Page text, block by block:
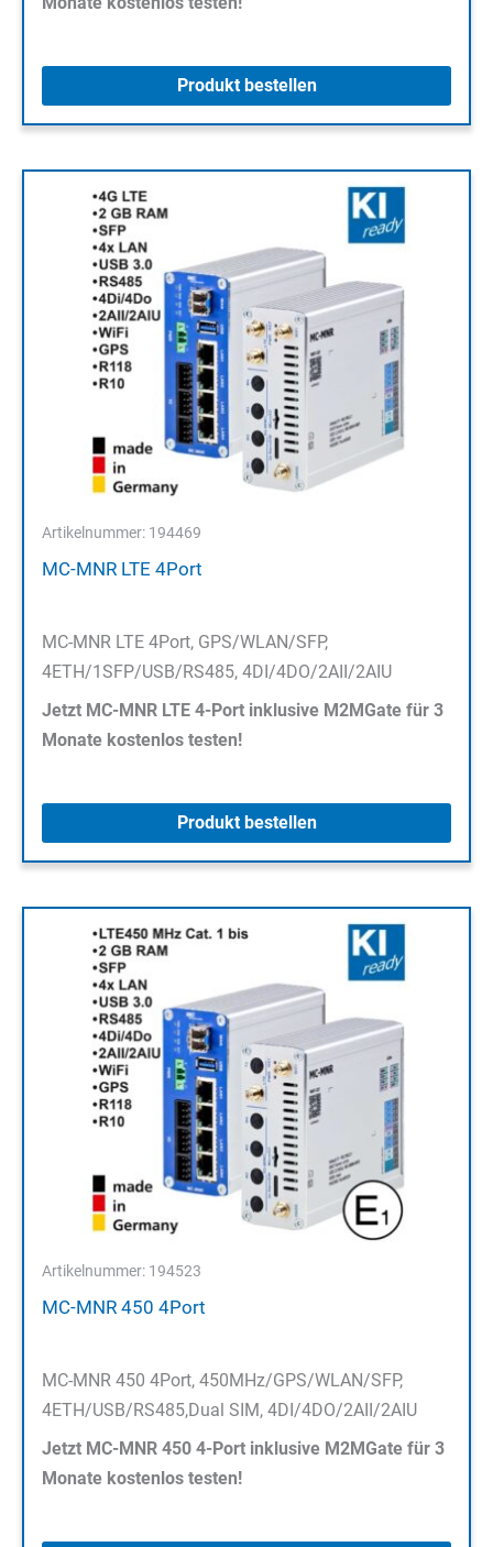
Produkt bestellen
Artikelnummer: 194469
MC-MNR LTE 4Port
MC-MNR LTE 4Port, GPS/WLAN/SFP,
4ETH/1SFP/USB/RS485, 4DI/4DO/2AII/2AIU
Jetzt MC-MNR LTE 4-Port inklusive M2MGate für 3
Monate kostenlos testen!
Produkt bestellen
Artikelnummer: 194523
MC-MNR 450 4Port
MC-MNR 450 4Port, 450MHz/GPS/WLAN/SFP,
4ETH/USB/RS485,Dual SIM, 4DI/4DO/2AII/2AIU
Jetzt MC-MNR 450 4-Port inklusive M2MGate für 3
Monate kostenlos testen!